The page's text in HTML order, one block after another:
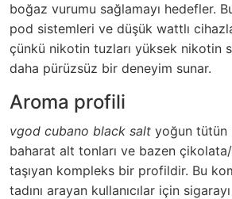
boğaz vurumu sağlamayı hedefler.
pod sistemleri ve düşük wattlı
çünkü nikotin tuzları yüksek nikotin
daha pürüzsüz bir deneyim sunar.
Aroma profili
vgod cubano black salt yoğun tütün
baharat alt tonları ve bazen
taşıyan kompleks bir profildir. Bu
tadını arayan kullanıcılar için